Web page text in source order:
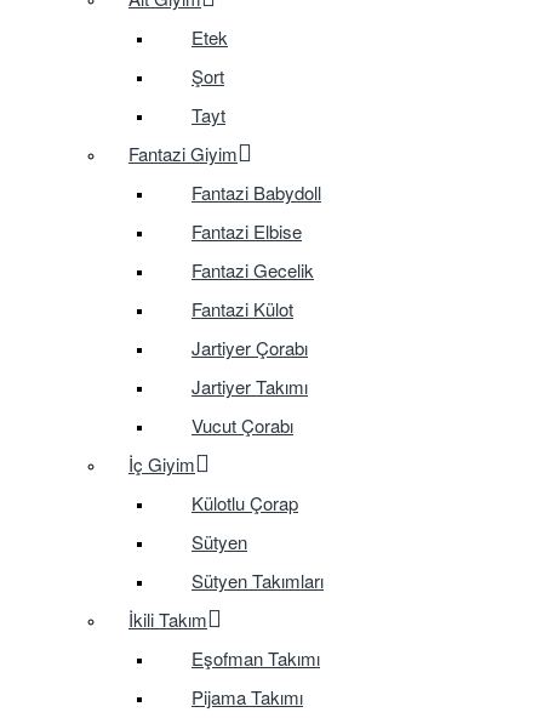
Etek
Şort
Tayt
Fantazi Giyim
Fantazi Babydoll
Fantazi Elbise
Fantazi Gecelik
Fantazi Külot
Jartiyer Çorabı
Jartiyer Takımı
Vucut Çorabı
İç Giyim
Külotlu Çorap
Sütyen
Sütyen Takımları
İkili Takım
Eşofman Takımı
Pijama Takımı